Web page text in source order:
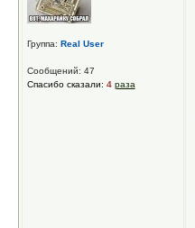
Группа: Real User
Сообщений: 47
Спасибо сказали: 4 раза